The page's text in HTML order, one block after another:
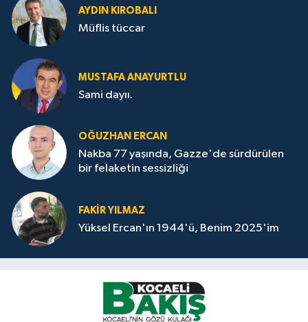
AYDIN KIROBALI
Müflis tüccar
MUSTAFA ANAYURTLU
Sami dayıı.
OĞUZHAN ERCAN
Nakba 77 yaşında, Gazze'de sürdürülen
bir felaketin sessizliği
FAKİR YILMAZ
Yüksel Ercan'ın 1944'ü, Benim 2025'im